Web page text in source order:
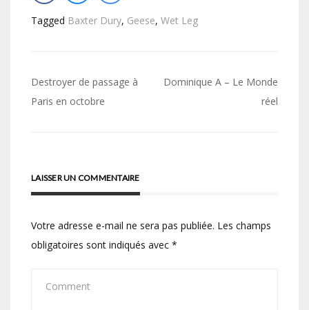
Tagged Baxter Dury, Geese, Wet Leg
Navigation
de
Destroyer de passage à
Paris en octobre
Dominique A – Le Monde
réel
LAISSER UN COMMENTAIRE
Votre adresse e-mail ne sera pas publiée. Les champs
obligatoires sont indiqués avec *